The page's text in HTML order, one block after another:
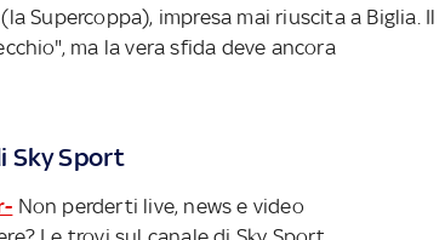
Supercoppa), impresa mai riuscita a Biglia. Il
ma la vera sfida deve ancora
Sky Sport
Non perderti live, news e video